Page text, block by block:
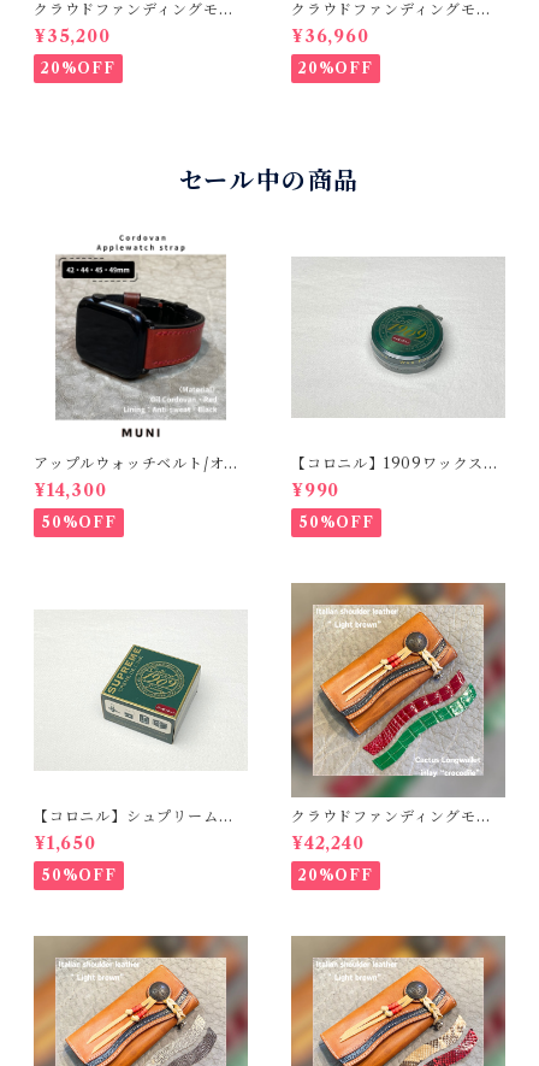
クラウドファンディングモデ
ル！Cactus・カクタス ロン
グウォレット（CWBL-03）
インレイ・パイソン × イタリ
アンショルダーレザー コン
¥35,200
20%OFF
クラウドファンディングモデ
ル！Cactus・カクタス ロン
グウォレット（CWBL-03）
インレイ・リザード × イタリ
アンショルダーレザー コン
¥36,960
20%OFF
セール中の商品
アップルウォッチベルト/オイ
ルコードバン・レッド・フラ
ット（For 42/44/45/49m
m）時計バンド
¥14,300
50%OFF
【コロニル】1909ワックスポ
リッシュ バーガンディ（革
靴用）
¥990
50%OFF
【コロニル】シュプリームク
リームDX バーガンディ
¥1,650
50%OFF
クラウドファンディングモデ
ル！Cactus・カクタス ロン
グウォレット（CWBL-03）
インレイ・クロコダイル × イ
タリアンショルダーレザー
¥42,240
20%OFF